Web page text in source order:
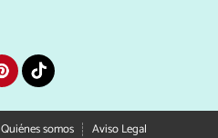
Quiénes somos Aviso Legal